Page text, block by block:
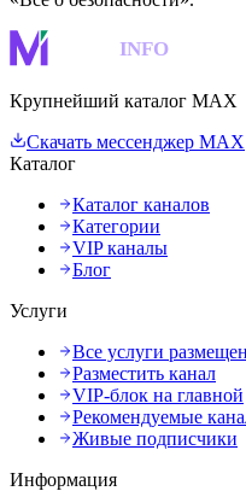
INFO
Крупнейший каталог MAX
Скачать мессенджер MAX
Каталог
Каталог каналов
Категории
VIP каналы
Блог
Услуги
Все услуги
Разместить канал
VIP-блок на главной
Рекомендуемые
Живые подписчики
Информация